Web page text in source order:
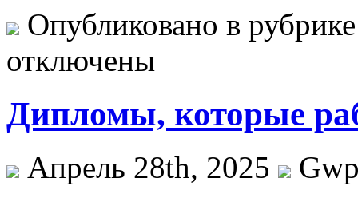
Опубликовано в
отключены
Дипломы, которые
Апрель 28th, 2025